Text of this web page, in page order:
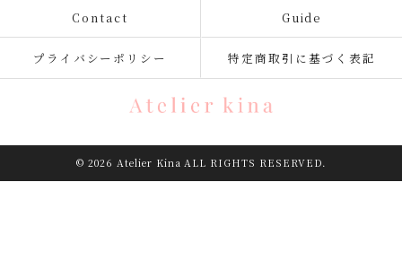
Contact Guide
プライバシーポリシー 特定商取引に基づく表記
© 2026 Atelier Kina ALL RIGHTS RESERVED.